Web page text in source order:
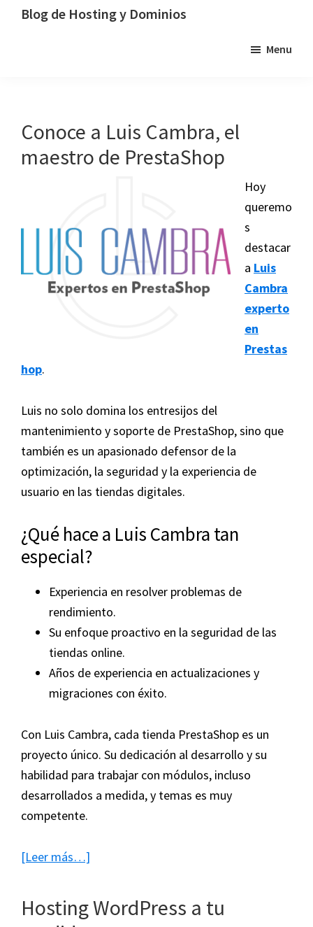
Saltar
Saltar
SaltarBlog de Hosting y Dominios
los
dominios
Menu
Conoce a Luis Cambra, el
maestro de PrestaShop
Hoy
queremo
s
destacar
a Luis
Cambra
experto
en
Prestas
hop.
Luis no solo domina los entresijos del
mantenimiento y soporte de PrestaShop, sino que
también es un apasionado defensor de la
optimización, la seguridad y la experiencia de
usuario en las tiendas digitales.
¿Qué hace a Luis Cambra tan
especial?
Experiencia en resolver problemas de
rendimiento.
Su enfoque proactivo en la seguridad de las
tiendas online.
Años de experiencia en actualizaciones y
migraciones con éxito.
Con Luis Cambra, cada tienda PrestaShop es un
proyecto único. Su dedicación al desarrollo y su
habilidad para trabajar con módulos, incluso
desarrollados a medida, y temas es muy
competente.
[Leer más…]
a
Hosting WordPress a tu